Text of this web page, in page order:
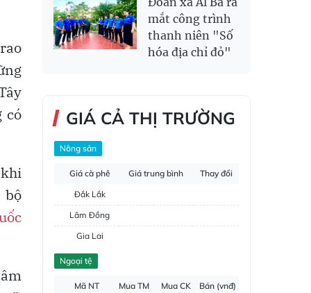
có
bộ
mắt công trình
thanh niên "Số
hóa địa chỉ đỏ"
GIÁ CẢ THỊ TRƯỜNG
Nông sản
Giá cà phê Giá trung bình
Thay đổi
Đắk Lắk
Lâm Đồng
Gia Lai
Đắk Nông
Ngoại tệ
Mã NT Mua TM Mua CK
Bán (vnđ)